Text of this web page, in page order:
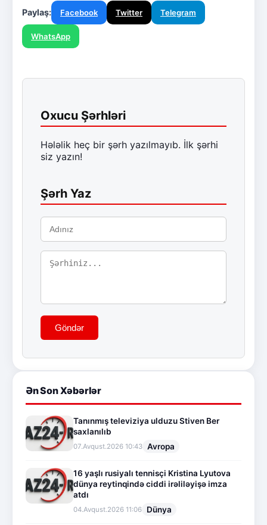
Paylaş: Facebook Twitter Telegram
WhatsApp
Oxucu Şərhləri
Hələlik heç bir şərh yazılmayıb. İlk şərhi
siz yazın!
Şərh Yaz
Göndər
Ən Son Xəbərlər
Tanınmış televiziya ulduzu Stiven Ber
saxlanılıb
07.Avqust.2026 10:43 Avropa
16 yaşlı rusiyalı tennisçi Kristina Lyutova
dünya reytinqində ciddi irəliləyişə imza
atdı
04.Avqust.2026 11:06 Dünya